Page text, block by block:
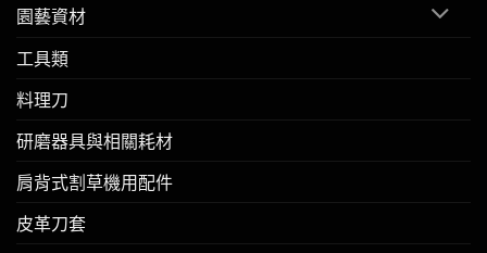
園藝資材
工具類
料理刀
研磨器具與相關耗材
肩背式割草機用配件
皮革刀套